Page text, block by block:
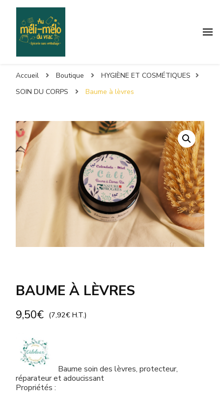
Accueil Boutique
HYGIÈNE ET COSMÉTIQUES
SOIN DU CORPS
Baume à lèvres
BAUME À LÈVRES
9,50€ (7,92€ H.T.)
Baume soin des lèvres, protecteur,
réparateur et adoucissant
Propriétés :